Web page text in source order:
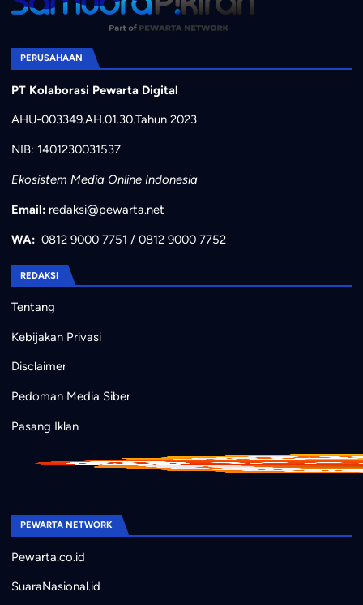
PERUSAHAAN
PT Kolaborasi Pewarta Digital
AHU-003349.AH.01.30.Tahun 2023
NIB: 1401230031537
Ekosistem Media Online Indonesia
Email: redaksi@pewarta.net
WA: 0812 9000 7751 / 0812 9000 7752
REDAKSI
Tentang
Kebijakan Privasi
Disclaimer
Pedoman Media Siber
Pasang Iklan
PEWARTA NETWORK
Pewarta.co.id
SuaraNasional.id